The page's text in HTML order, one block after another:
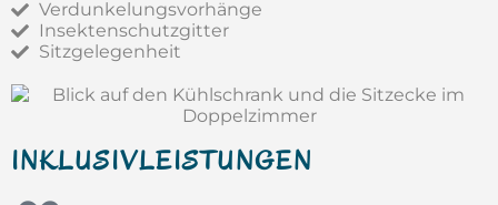
Verdunkelungsvorhänge
Insektenschutzgitter
Sitzgelegenheit
INKLUSIVLEISTUNGEN